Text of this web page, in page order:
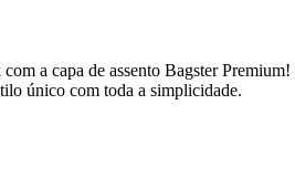
a capa de assento Bagster Premium!
único com toda a simplicidade.